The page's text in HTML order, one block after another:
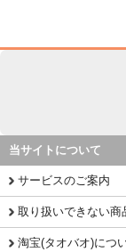
当サイトについて
サービスのご案内
取り扱いできない商
淘宝(タオバオ)につ